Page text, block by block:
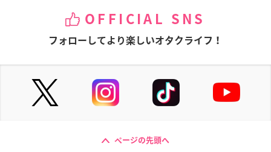
OFFICIAL SNS
フォローしてより楽しいオタクライフ！
ページの先頭へ